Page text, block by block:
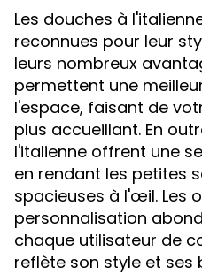
Les douches à
reconnues pour leur
leurs nombreux
permettent une
l'espace, faisant de
plus accueillant. En
l'italienne offrent une
en rendant les petites
spacieuses à l'œil. Les
personnalisation
chaque utilisateur de
reflète son style et ses